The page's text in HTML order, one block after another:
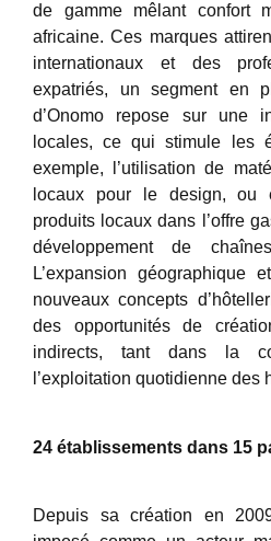
de gamme mêlant confort
africaine. Ces marques
internationaux et des
expatriés, un segment en
d’Onomo repose sur une
locales, ce qui stimule les
exemple, l’utilisation de
locaux pour le design, ou
produits locaux dans l’offre
développement de
L’expansion géographique
nouveaux concepts
des opportunités de
indirects, tant dans la
l’exploitation quotidienne des
24 établissements dans 15
Depuis sa création en